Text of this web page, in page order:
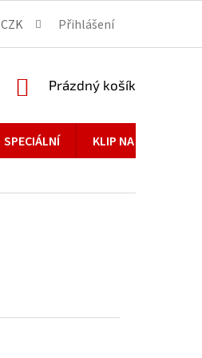
CZK Přihlášení
NÁKUPNÍ
Prázdný košík
SPECIÁLNÍ KLIP NA BRÝLE